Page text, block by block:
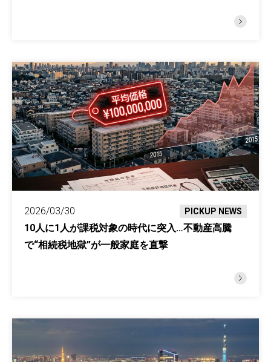
2026/03/30 PICKUP NEWS
10人に1人が課税対象の時代に突入…不動産高騰
で“相続税地獄”が一般家庭を直撃